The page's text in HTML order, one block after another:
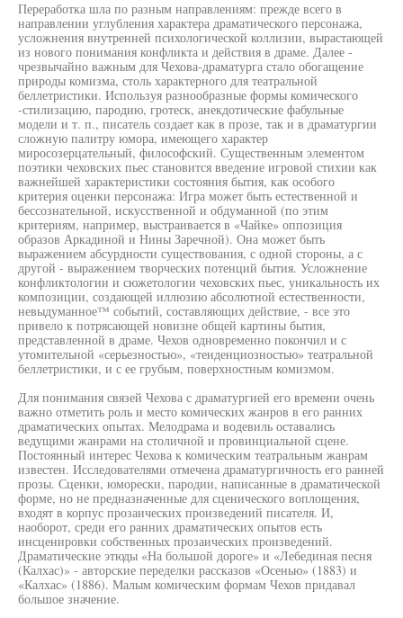
Переработка шла по разным направлениям: прежде всего в
направлении углубления характера драматического персонажа,
усложнения внутренней психологической коллизии, вырастающей
из нового понимания конфликта и действия в драме. Далее -
чрезвычайно важным для Чехова-драматурга стало обогащение
природы комизма, столь характерного для театральной
беллетристики. Используя разнообразные формы комического
-стилизацию, пародию, гротеск, анекдотические фабульные
модели и т. п., писатель создает как в прозе, так и в драматургии
сложную палитру юмора, имеющего характер
миросозерцательный, философский. Существенным элементом
поэтики чеховских пьес становится введение игровой стихии как
важнейшей характеристики состояния бытия, как особого
критерия оценки персонажа: Игра может быть естественной и
бессознательной, искусственной и обдуманной (по этим
критериям, например, выстраивается в «Чайке» оппозиция
образов Аркадиной и Нины Заречной). Она может быть
выражением абсурдности существования, с одной стороны, а с
другой - выражением творческих потенций бытия. Усложнение
конфликтологии и сюжетологии чеховских пьес, уникальность их
композиции, создающей иллюзию абсолютной естественности,
невыдуманное™ событий, составляющих действие, - все это
привело к потрясающей новизне общей картины бытия,
представленной в драме. Чехов одновременно покончил и с
утомительной «серьезностью», «тенденциозностью» театральной
беллетристики, и с ее грубым, поверхностным комизмом.
Для понимания связей Чехова с драматургией его времени очень
важно отметить роль и место комических жанров в его ранних
драматических опытах. Мелодрама и водевиль оставались
ведущими жанрами на столичной и провинциальной сцене.
Постоянный интерес Чехова к комическим театральным жанрам
известен. Исследователями отмечена драматургичность его ранней
прозы. Сценки, юморески, пародии, написанные в драматической
форме, но не предназначенные для сценического воплощения,
входят в корпус прозаических произведений писателя. И,
наоборот, среди его ранних драматических опытов есть
инсценировки собственных прозаических произведений.
Драматические этюды «На большой дороге» и «Лебединая песня
(Калхас)» - авторские переделки рассказов «Осенью» (1883) и
«Калхас» (1886). Малым комическим формам Чехов придавал
большое значение.